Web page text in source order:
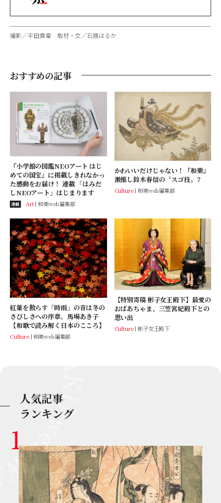
撮影／平田貴章 取材・文／石橋はるか
おすすめの記事
『小学館の図鑑NEOアート はじ
めての国宝』に掲載しきれなかっ
た感動をお届け！ 連載 「はみだ
しNEOアート」はじまります
連載 Art 和樂web編集部
かわいいだけじゃない！『和樂』
激推し鈴木春信の〝スゴ技〟7
Culture 和樂web編集部
紅葉を散らす「時雨」の音は冬の
さびしさへの序章。馬場あき子
【和歌で読み解く日本のこころ】
Culture 和樂web編集部
【特別寄稿 彬子女王殿下】最愛の
おばあちゃま、三笠宮妃殿下との
思い出
Culture 彬子女王殿下
人気記事
ランキング